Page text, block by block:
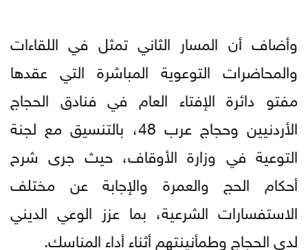
وأضاف أن المسار الثاني تمثل في اللقاءات
والمحاضرات التوعوية المباشرة التي عقدها
مفتو دائرة الإفتاء العام في فنادق الحجاج
الأردنيين وحجاج عرب 48، بالتنسيق مع لجنة
التوعية في وزارة الأوقاف، حيث جرى شرح
أحكام الحج والعمرة والإجابة عن مختلف
الاستفسارات الشرعية، بما عزز الوعي الديني
لدى الحجاج وطمأنينتهم أثناء أداء المناسك.